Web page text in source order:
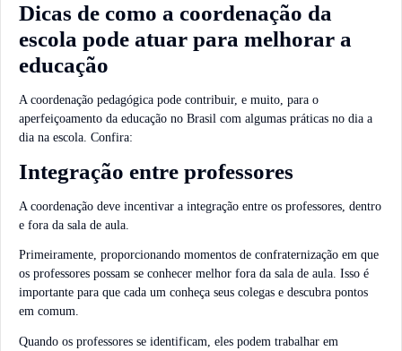
Dicas de como a coordenação da
escola pode atuar para melhorar a
educação
A coordenação pedagógica pode contribuir, e muito, para o
aperfeiçoamento da educação no Brasil com algumas práticas no dia a
dia na escola. Confira:
Integração entre professores
A coordenação deve incentivar a integração entre os professores, dentro
e fora da sala de aula.
Primeiramente, proporcionando momentos de confraternização em que
os professores possam se conhecer melhor fora da sala de aula. Isso é
importante para que cada um conheça seus colegas e descubra pontos
em comum.
Quando os professores se identificam, eles podem trabalhar em